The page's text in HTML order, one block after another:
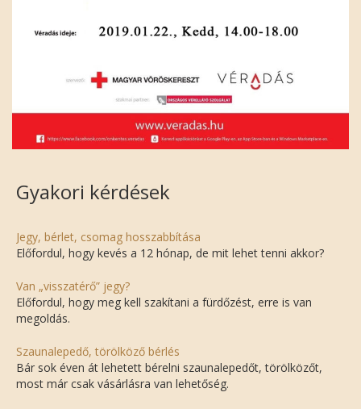
Gyakori kérdések
Jegy, bérlet, csomag hosszabbítása
Előfordul, hogy kevés a 12 hónap, de mit lehet tenni akkor?
Van „visszatérő” jegy?
Előfordul, hogy meg kell szakítani a fürdőzést, erre is van
megoldás.
Szaunalepedő, törölköző bérlés
Bár sok éven át lehetett bérelni szaunalepedőt, törölközőt,
most már csak vásárlásra van lehetőség.